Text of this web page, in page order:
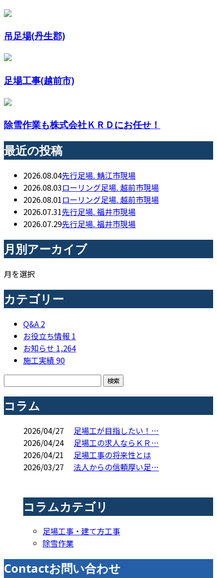
吊足場(丹生郡)
足場工事(越前市)
除雪作業も株式会社ＫＲＤにお任せ！
最近の投稿
2026.08.04先行足場. 鯖江市現場
2026.08.03ローリング足場. 越前市現場
2026.08.01ローリング足場. 越前市現場
2026.07.31先行足場. 福井市現場
2026.07.29先行足場. 福井市現場
月別アーカイブ
月を選択
カテゴリー
Q&A 2
お役立ち情報 1
お知らせ 1,264
施工実績90
コラム
2026/04/27
足場工が目指したい！…
2026/04/24
足場工の求人ならＫＲ…
2026/04/21
足場工事の将来性とは
2026/03/27
法人からの信頼厚い足…
コラムカテゴリ
足場工事・建て方工事
除雪作業
Contactお問い合わせ